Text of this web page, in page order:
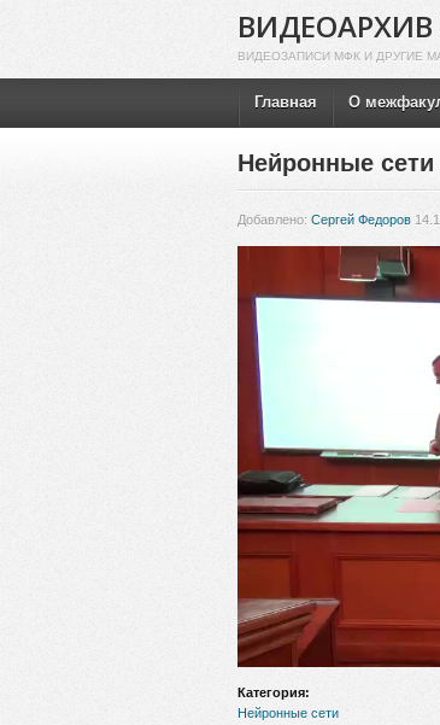
ВИДЕОЗАПИСИ МФК И ДРУГИЕ
Главная О
Нейронные
Добавлено: Сергей Федоров
Категория:
Нейронные сети